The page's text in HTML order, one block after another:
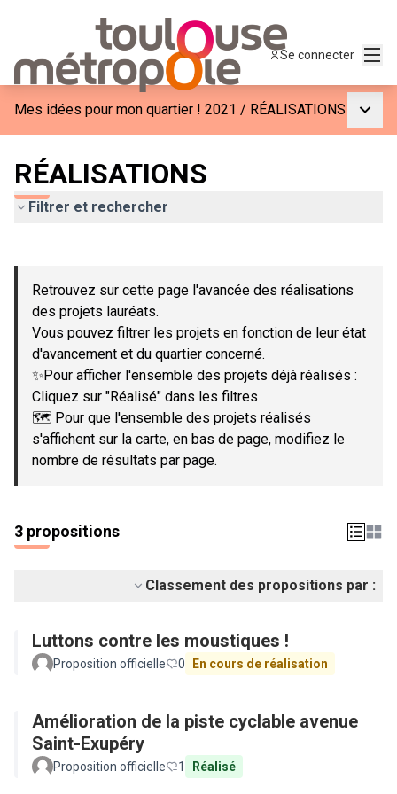
Se connecter
Mes idées pour mon quartier ! 2021 / RÉALISATIONS
RÉALISATIONS
Filtrer et rechercher
−
Retrouvez sur cette page l'avancée des réalisations
des projets lauréats.
Vous pouvez filtrer les projets en fonction de leur état
d'avancement et du quartier concerné.
✨Pour afficher l'ensemble des projets déjà réalisés :
Cliquez sur "Réalisé" dans les filtres
🗺️ Pour que l'ensemble des projets réalisés
s'affichent sur la carte, en bas de page, modifiez le
nombre de résultats par page.
3 propositions
Classement des propositions par :
Luttons contre les moustiques !
Proposition officielle 0 En cours de réalisation
Amélioration de la piste cyclable avenue
Saint-Exupéry
Proposition officielle 1 Réalisé